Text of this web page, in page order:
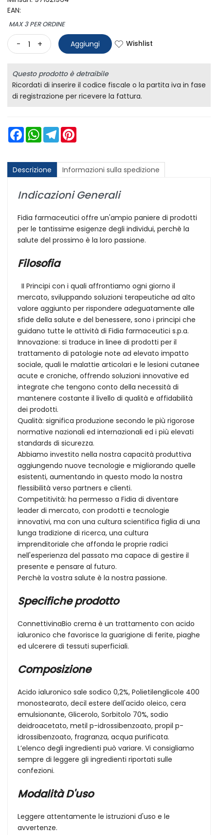
EAN:
MAX 3 PER ORDINE
- + Aggiungi Wishlist
Questo prodotto è detraibile
Ricordati di inserire il codice fiscale o la partita iva in fase
di registrazione per ricevere la fattura.
FacebookWhatsAppTelegram
Descrizione Informazioni sulla spedizione
Indicazioni Generali
Fidia farmaceutici offre un'ampio paniere di prodotti
per le tantissime esigenze degli individui, perchè la
salute del prossimo è la loro passione.
Filosofia
II Principi con i quali affrontiamo ogni giorno il
mercato, sviluppando soluzioni terapeutiche ad alto
valore aggiunto per rispondere adeguatamente alle
sfide della salute e del benessere, sono i principi che
guidano tutte le attività di Fidia farmaceutici s.p.a.
Innovazione: si traduce in linee di prodotti per il
trattamento di patologie note ad elevato impatto
sociale, quali le malattie articolari e le lesioni cutanee
acute e croniche, offrendo soluzioni innovative ed
integrate che tengono conto della necessità di
mantenere costante il livello di qualità e affidabilità
dei prodotti.
Qualità: significa produzione secondo le più rigorose
normative nazionali ed internazionali ed i più elevati
standards di sicurezza.
Abbiamo investito nella nostra capacità produttiva
aggiungendo nuove tecnologie e migliorando quelle
esistenti, aumentando in questo modo la nostra
flessibilità verso partners e clienti.
Competitività: ha permesso a Fidia di diventare
leader di mercato, con prodotti e tecnologie
innovativi, ma con una cultura scientifica figlia di una
lunga tradizione di ricerca, una cultura
imprenditoriale che affonda le proprie radici
nell'esperienza del passato ma capace di gestire il
presente e pensare al futuro.
Perchè la vostra salute è la nostra passione.
Specifiche prodotto
ConnettivinaBio crema è un trattamento con acido
ialuronico che favorisce la guarigione di ferite, piaghe
ed ulcerere di tessuti superficiali.
Composizione
Acido ialuronico sale sodico 0,2%, Polietilenglicole 400
monostearato, decil estere dell'acido oleico, cera
emulsionante, Glicerolo, Sorbitolo 70%, sodio
deidroacetato, metil p-idrossibenzoato, propil p-
idrossibenzoato, fragranza, acqua purificata.
L’elenco degli ingredienti può variare. Vi consigliamo
sempre di leggere gli ingredienti riportati sulle
confezioni.
Modalità D'uso
Leggere attentamente le istruzioni d'uso e le
avvertenze.